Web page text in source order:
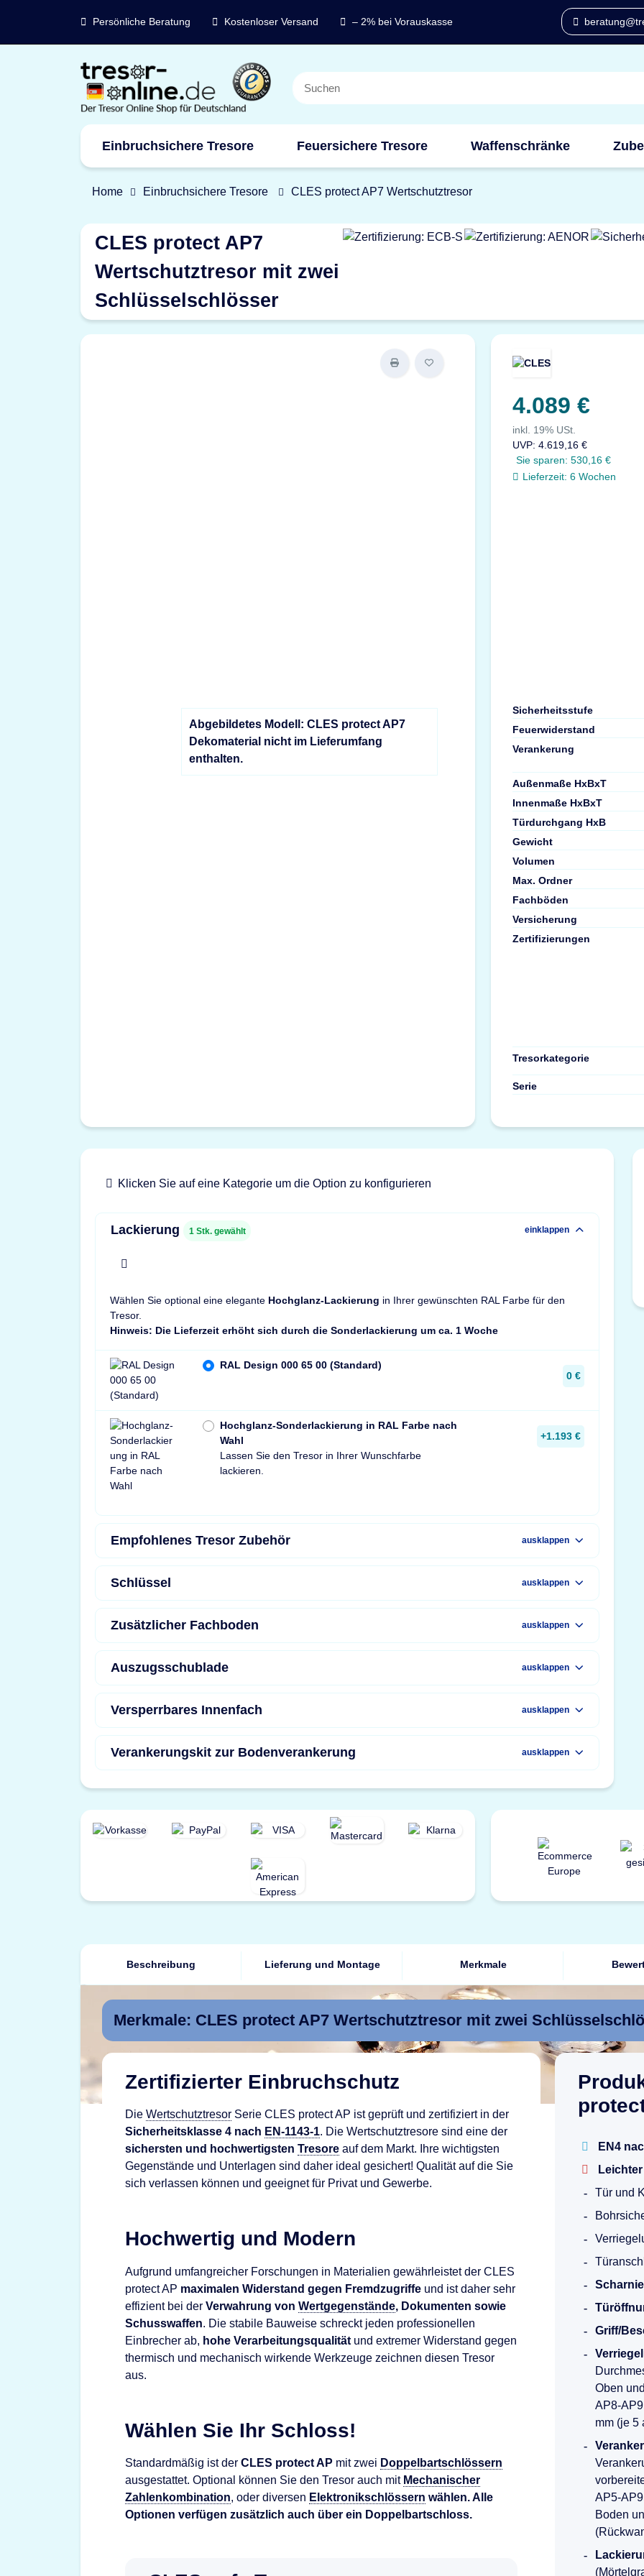
Persönliche Beratung Kostenloser Versand – 2% bei Vorauskasse
Einbruchsichere Tresore Feuersichere Tresore Waffenschränke
Home Einbruchsichere Tresore CLES protect AP7 Wertschutztresor
CLES protect AP7
Wertschutztresor mit zwei
Schlüsselschlösser
Abgebildetes Modell: CLES protect AP7
Dekomaterial nicht im Lieferumfang
enthalten.
4.089 €
inkl. 19% USt.
UVP:4.619,16 €
Sie sparen:530,16 €
Lieferzeit: 6 Wochen
Sicherheitsstufe
Feuerwiderstand
Verankerung
Außenmaße HxBxT
Innenmaße HxBxT
Türdurchgang HxB
Gewicht
Volumen
Max. Ordner
Fachböden
Versicherung
Zertifizierungen
Tresorkategorie
Serie
Klicken Sie auf eine Kategorie um die Option zu konfigurieren
Lackierung 1 Stk. gewählt einklappen
Wählen Sie optional eine elegante Hochglanz-Lackierung in Ihrer gewünschten RAL Farbe für den
Tresor.
Hinweis: Die Lieferzeit erhöht sich durch die Sonderlackierung um ca. 1 Woche
RAL Design 000 65 00 (Standard)
0 €
Hochglanz-Sonderlackierung in RAL Farbe nach
Wahl
Lassen Sie den Tresor in Ihrer Wunschfarbe
lackieren.
+1.193 €
Empfohlenes Tresor Zubehör ausklappen
Schlüssel ausklappen
Zusätzlicher Fachboden ausklappen
Auszugsschublade ausklappen
Versperrbares Innenfach ausklappen
Verankerungskit zur Bodenverankerung ausklappen
Beschreibung Lieferung und Montage Merkmale
Merkmale: CLES protect AP7 Wertschutztresor mit zwei
Zertifizierter Einbruchschutz
Die Wertschutztresor Serie CLES protect AP ist geprüft und zertifiziert in der
Sicherheitsklasse 4 nach EN-1143-1. Die Wertschutztresore sind eine der
sichersten und hochwertigsten Tresore auf dem Markt. Ihre wichtigsten
Gegenstände und Unterlagen sind daher ideal gesichert! Qualität auf die Sie
sich verlassen können und geeignet für Privat und Gewerbe.
Hochwertig und Modern
Aufgrund umfangreicher Forschungen in Materialien gewährleistet der CLES
protect AP maximalen Widerstand gegen Fremdzugriffe und ist daher sehr
effizient bei der Verwahrung von Wertgegenstände, Dokumenten sowie
Schusswaffen. Die stabile Bauweise schreckt jeden professionellen
Einbrecher ab, hohe Verarbeitungsqualität und extremer Widerstand gegen
thermisch und mechanisch wirkende Werkzeuge zeichnen diesen Tresor
aus.
Wählen Sie Ihr Schloss!
Standardmäßig ist der CLES protect AP mit zwei Doppelbartschlössern
ausgestattet. Optional können Sie den Tresor auch mit Mechanischer
Zahlenkombination, oder diversen Elektronikschlössern wählen. Alle
Optionen verfügen zusätzlich auch über ein Doppelbartschloss.
EN4
Tür und
Griff/
Oben
AP8-
mm (je 5
AP5-
Boden